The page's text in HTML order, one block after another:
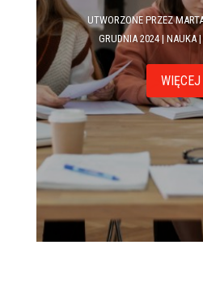
UTWORZONE PRZEZ
GRUDNIA 2024|NAUKA|
WIĘCEJ